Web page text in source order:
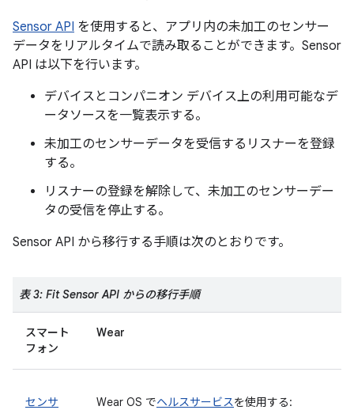
Sensor API を使用すると、アプリ内の未加工のセンサー
データをリアルタイムで読み取ることができます。Sensor
API は以下を行います。
デバイスとコンパニオン デバイス上の利用可能なデ
ータソースを一覧表示する。
未加工のセンサーデータを受信するリスナーを登録
する。
リスナーの登録を解除して、未加工のセンサーデー
タの受信を停止する。
Sensor API から移行する手順は次のとおりです。
表 3: Fit Sensor API からの移行手順
スマート
フォン
Wear
センサ
Wear OS でヘルスサービスを使用する: